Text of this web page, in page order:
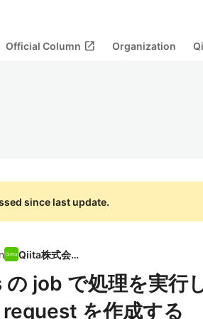
Official Column open_in_new Organization
since last update.
Qiita株式会社
job で処理を実行
を作成する